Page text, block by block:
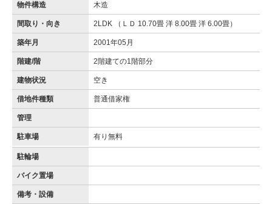
物件構造 木造
間取り・向き 2LDK （ＬＤ 10.70畳 洋 8.00畳 洋 6.00畳）
築年月 2001年05月
階建/階 2階建ての1階部分
建物状況 空き
借地件種類 普通借家権
管理
駐車場 有り無料
駐輪場
バイク置場
備考・設備